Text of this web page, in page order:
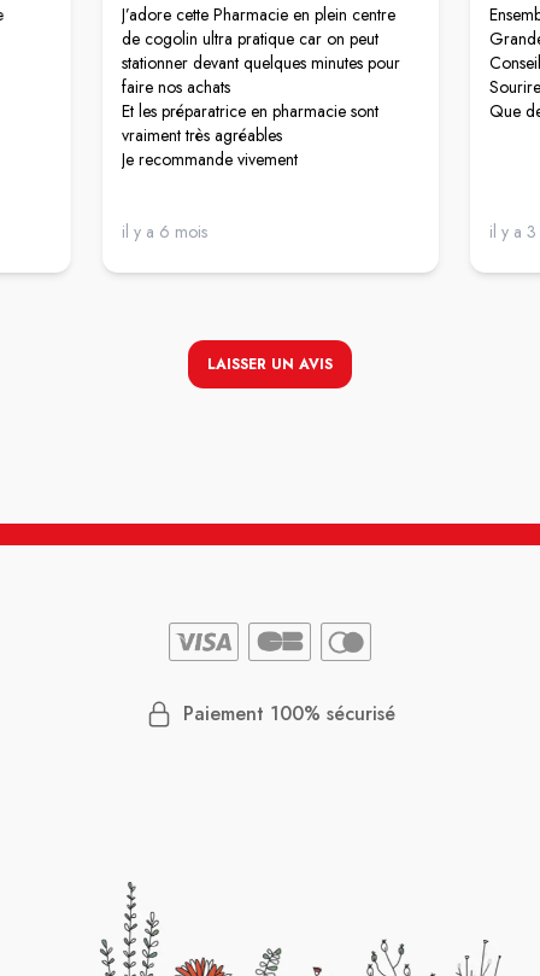
J’adore cette Pharmacie en plein centre
de cogolin ultra pratique car on peut
stationner devant quelques minutes pour
faire nos achats
Et les préparatrice en pharmacie sont
vraiment très agréables
Je recommande vivement
il y a 6 mois
Que
il y a
LAISSER UN AVIS
Paiement 100% sécurisé